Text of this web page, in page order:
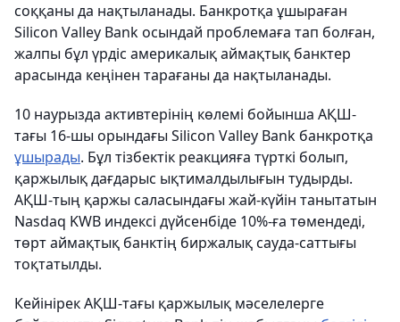
соққаны да нақтыланады. Банкротқа ұшыраған
Silicon Valley Bank осындай проблемаға тап болған,
жалпы бұл үрдіс америкалық аймақтық банктер
арасында кеңінен тарағаны да нақтыланады.
10 наурызда активтерінің көлемі бойынша АҚШ-
тағы 16-шы орындағы Silicon Valley Bank банкротқа
ұшырады. Бұл тізбектік реакцияға түрткі болып,
қаржылық дағдарыс ықтималдылығын тудырды.
АҚШ-тың қаржы саласындағы жай-күйін танытатын
Nasdaq KWB индексі дүйсенбіде 10%-ға төмендеді,
төрт аймақтық банктің биржалық сауда-саттығы
тоқтатылды.
Кейінірек АҚШ-тағы қаржылық мәселелерге